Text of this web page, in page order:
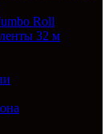
Roll
32 м